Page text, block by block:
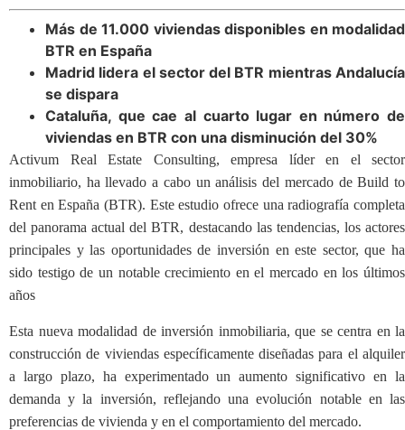
Más de 11.000 viviendas disponibles en modalidad
BTR en España
Madrid lidera el sector del BTR mientras Andalucía
se dispara
Cataluña, que cae al cuarto lugar en número de
viviendas en BTR con una disminución del 30%
Activum Real Estate Consulting, empresa líder en el sector
inmobiliario, ha llevado a cabo un análisis del mercado de Build to
Rent en España (BTR). Este estudio ofrece una radiografía completa
del panorama actual del BTR, destacando las tendencias, los actores
principales y las oportunidades de inversión en este sector, que ha
sido testigo de un notable crecimiento en el mercado en los últimos
años
Esta nueva modalidad de inversión inmobiliaria, que se centra en la
construcción de viviendas específicamente diseñadas para el alquiler
a largo plazo, ha experimentado un aumento significativo en la
demanda y la inversión, reflejando una evolución notable en las
preferencias de vivienda y en el comportamiento del mercado.